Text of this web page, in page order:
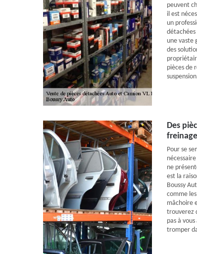
peuvent
il est
un
détachées
une vaste
des
pièces de
Des
freinage
Pour se
ne
est la
Boussy
comme
mâchoire
trouverez
pas à
tromper